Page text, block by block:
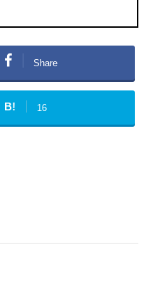
Share
B! 16